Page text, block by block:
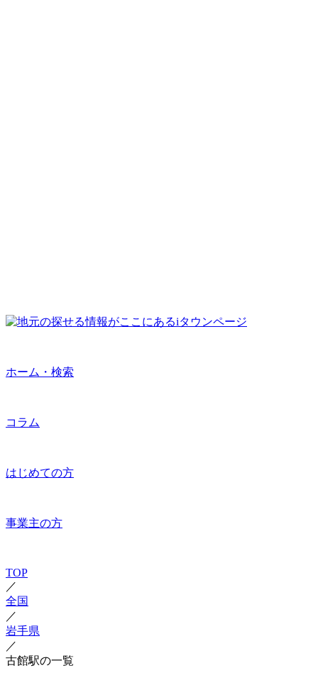
ホーム・検索
コラム
はじめての方
事業主の方
TOP
／
全国
／
岩手県
／
古館駅の一覧